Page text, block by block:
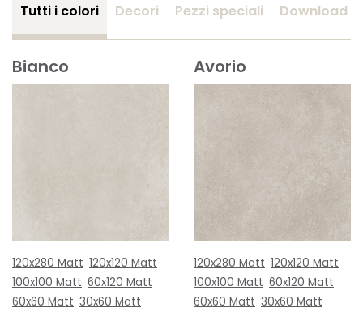
Tutti i colori Decori Pezzi speciali Download
Bianco
120x280 Matt 120x120 Matt
100x100 Matt 60x120 Matt
60x60 Matt 30x60 Matt
Avorio
120x280 Matt 120x120 Matt
100x100 Matt 60x120 Matt
60x60 Matt 30x60 Matt